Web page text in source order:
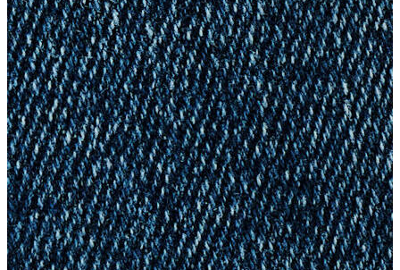
Öne Çıkanlar
Öne Çıkanlar
Yeni Sezon
Kadın Jean
Kadın Jean
Pantolon
Ceket
Gömlek
Elbise
Etek
Erkek Jean
Erkek Jean
Pantolon
Ceket
Gömlek
Aksesuar